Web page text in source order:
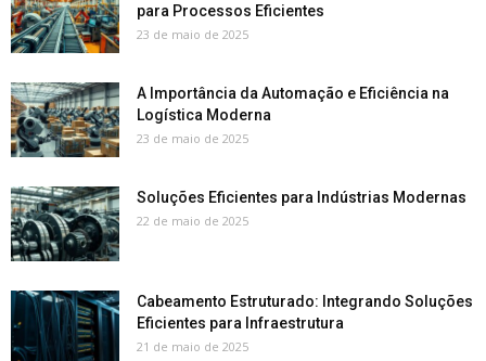
para Processos Eficientes
23 de maio de 2025
A Importância da Automação e Eficiência na
Logística Moderna
23 de maio de 2025
Soluções Eficientes para Indústrias Modernas
22 de maio de 2025
Cabeamento Estruturado: Integrando Soluções
Eficientes para Infraestrutura
21 de maio de 2025